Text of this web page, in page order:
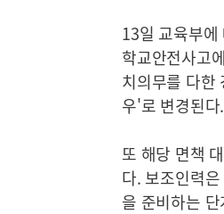
13일 교육부
학교안전사고
치의무를 다한
우'로 변경된다.
또 해당 면책
다. 보조인력
을 준비하는